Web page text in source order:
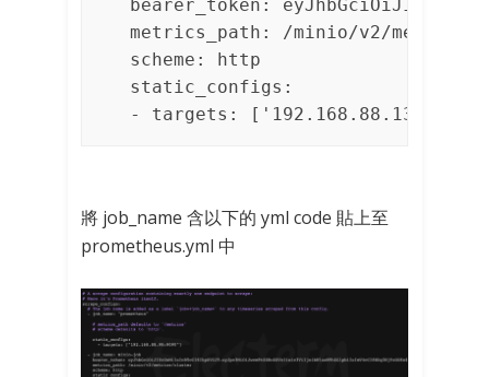
bearer_token:
metrics_path: /minio/v2/metrics/
  scheme: http
  static_configs:
- targets:
將 job_name 含以下的 yml code 貼上至
prometheus.yml 中